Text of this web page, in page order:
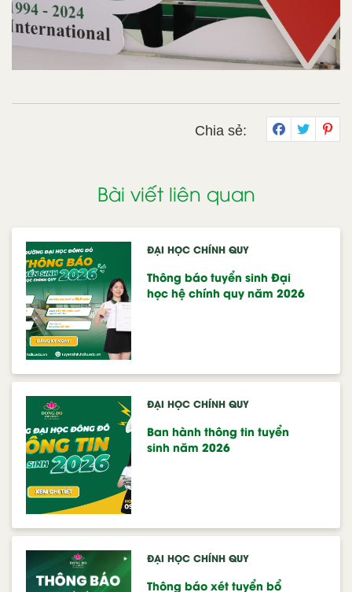
Chia sẻ:
Bài viết liên quan
ĐẠI HỌC CHÍNH QUY
Thông báo tuyển sinh Đại
học hệ chính quy năm 2026
ĐẠI HỌC CHÍNH QUY
Ban hành thông tin tuyển
sinh năm 2026
ĐẠI HỌC CHÍNH QUY
Thông báo xét tuyển bổ